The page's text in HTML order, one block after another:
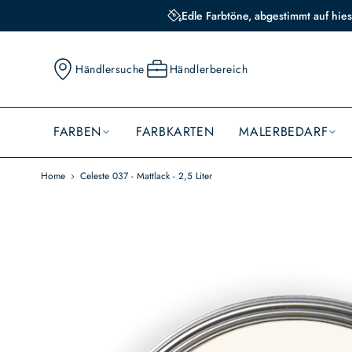
Edle Farbtöne, abgestimmt auf
Händlersuche Händlerbereich
FARBEN FARBKARTEN MALERBEDARF
Home Celeste 037 - Mattlack - 2,5 Liter